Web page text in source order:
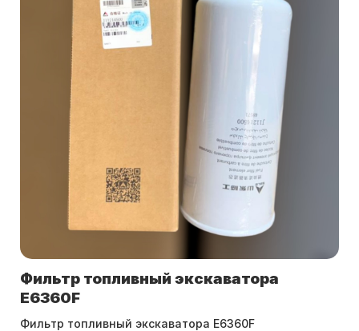
Фильтр топливный экскаватора
E6360F
Фильтр топливный экскаватора E6360F